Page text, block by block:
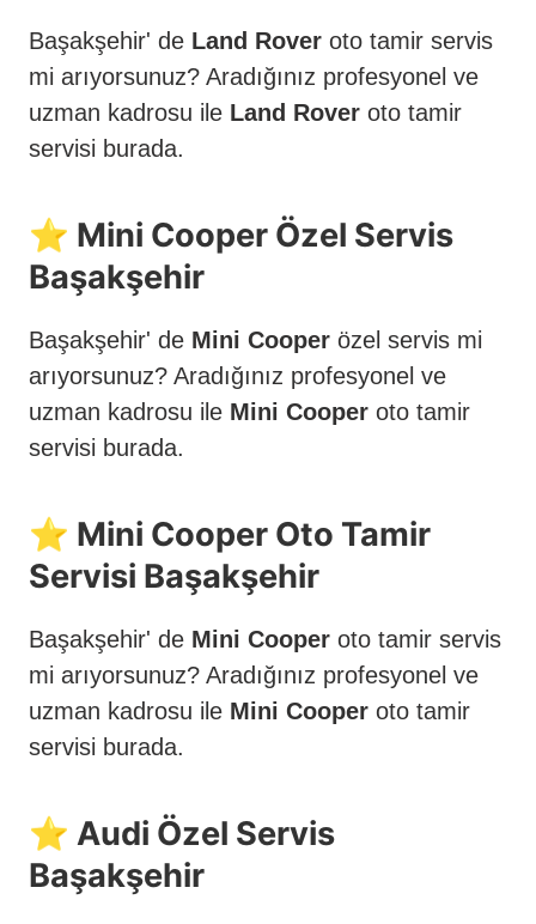
Başakşehir' de Land Rover oto tamir servis
mi arıyorsunuz? Aradığınız profesyonel ve
uzman kadrosu ile Land Rover oto tamir
servisi burada.
⭐️ Mini Cooper Özel Servis
Başakşehir
Başakşehir' de Mini Cooper özel servis mi
arıyorsunuz? Aradığınız profesyonel ve
uzman kadrosu ile Mini Cooper oto tamir
servisi burada.
⭐️ Mini Cooper Oto Tamir
Servisi Başakşehir
Başakşehir' de Mini Cooper oto tamir servis
mi arıyorsunuz? Aradığınız profesyonel ve
uzman kadrosu ile Mini Cooper oto tamir
servisi burada.
⭐️ Audi Özel Servis
Başakşehir